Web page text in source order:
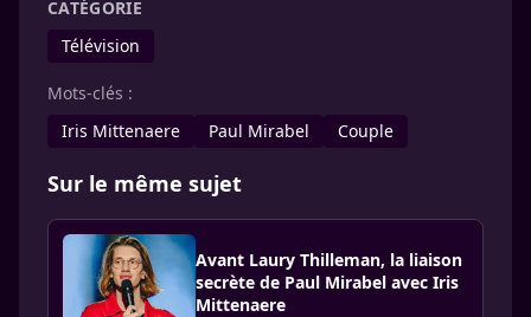
CATÉGORIE
Télévision
Mots-clés :
Iris Mittenaere
Paul Mirabel Couple
Sur le même sujet
Avant Laury Thilleman, la liaison
secrète de Paul Mirabel avec Iris
Mittenaere